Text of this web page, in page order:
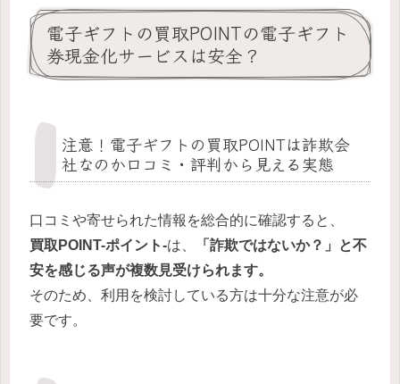
電子ギフトの買取POINTの電子ギフト
券現金化サービスは安全？
注意！電子ギフトの買取POINTは詐欺会
社なのか口コミ・評判から見える実態
口コミや寄せられた情報を総合的に確認すると、
買取POINT-ポイント-は、
「詐欺ではないか？」と不
安を感じる声が複数見受けられます。
そのため、利用を検討している方は十分な注意が必
要です。